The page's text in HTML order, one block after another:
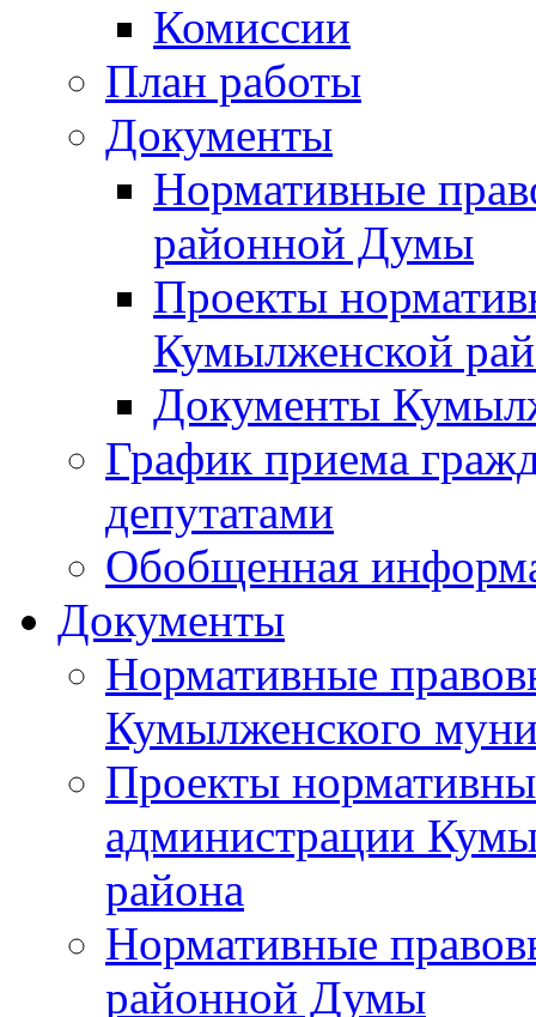
Комиссии
План работы
Документы
Нормативные
районной Думы
Проекты
Кумылженской
Документы
График приема
депутатами
Обобщенная
Документы
Нормативные
Кумылженского
Проекты
администрации
района
Нормативные
районной Думы